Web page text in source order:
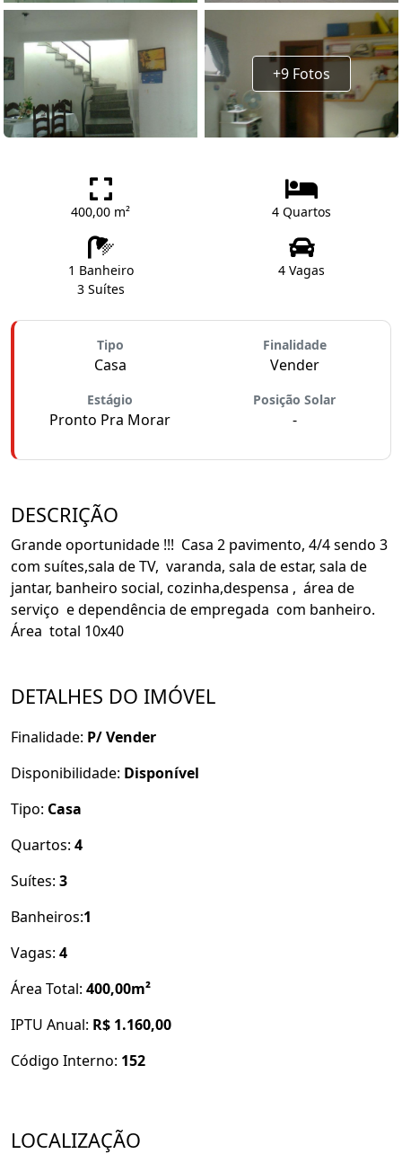
+9 Fotos
400,00 m² 4 Quartos
1 Banheiro
3 Suítes
4 Vagas
Tipo
Casa
Finalidade
Vender
Estágio
Pronto Pra Morar
Posição Solar
-
DESCRIÇÃO
Grande oportunidade !!! Casa 2 pavimento, 4/4 sendo 3
com suítes,sala de TV, varanda, sala de estar, sala de
jantar, banheiro social, cozinha,despensa , área de
serviço e dependência de empregada com banheiro.
Área total 10x40
DETALHES DO IMÓVEL
Finalidade: P/ Vender
Disponibilidade: Disponível
Tipo: Casa
Quartos: 4
Suítes: 3
Banheiros:1
Vagas: 4
Área Total: 400,00m²
IPTU Anual: R$ 1.160,00
Código Interno: 152
LOCALIZAÇÃO